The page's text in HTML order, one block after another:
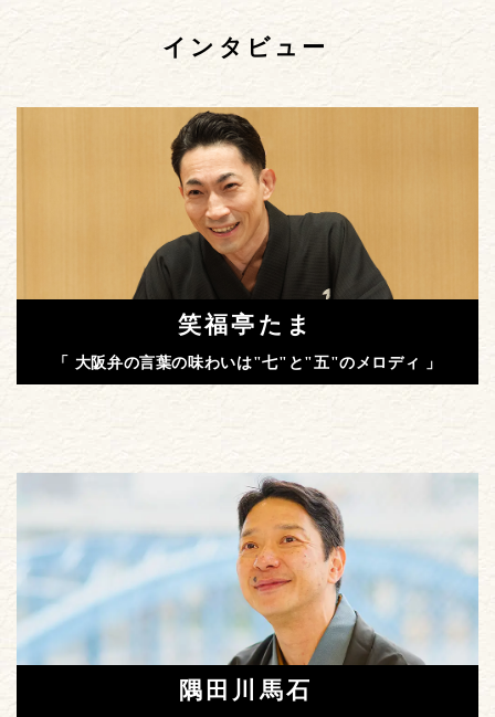
インタビュー
笑福亭たま
「 大阪弁の言葉の味わいは"七"と"五"のメロディ 」
隅田川馬石